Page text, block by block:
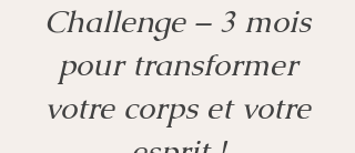
Challenge – 3 mois
pour transformer
votre corps et votre